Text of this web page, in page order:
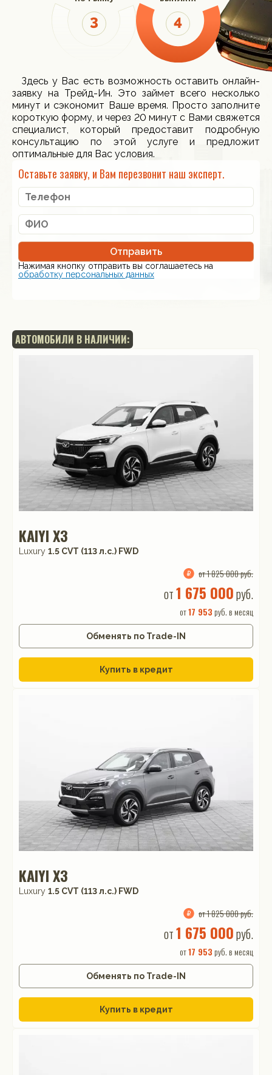
Здесь у Вас есть возможность оставить онлайн-
заявку на Трейд-Ин. Это займет всего несколько
минут и сэкономит Ваше время. Просто заполните
короткую форму, и через 20 минут с Вами свяжется
специалист, который предоставит подробную
консультацию по этой услуге и предложит
оптимальные для Вас условия.
Оставьте заявку, и Вам перезвонит наш эксперт.
Отправить
Нажимая кнопку отправить вы соглашаетесь на
обработку персональных данных
АВТОМОБИЛИ В НАЛИЧИИ:
KAIYI X3
Luxury 1.5 CVT (113 л.с.) FWD
от 1 825 000 руб.
от1 675 000руб.
от17 953 руб. в месяц
Обменять по Trade-IN
Купить в кредит
KAIYI X3
Luxury 1.5 CVT (113 л.с.) FWD
от 1 825 000 руб.
от1 675 000руб.
от17 953 руб. в месяц
Обменять по Trade-IN
Купить в кредит